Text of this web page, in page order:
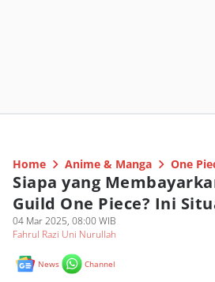
Home Anime & Manga One
Siapa yang
Guild One Piece? Ini
04 Mar 2025, 08:00 WIB
Fahrul Razi Uni Nurullah
News Channel